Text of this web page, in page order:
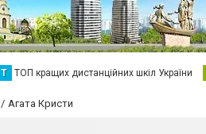
Т ТОП кращих дистанційних шкіл України
Агата Кристи